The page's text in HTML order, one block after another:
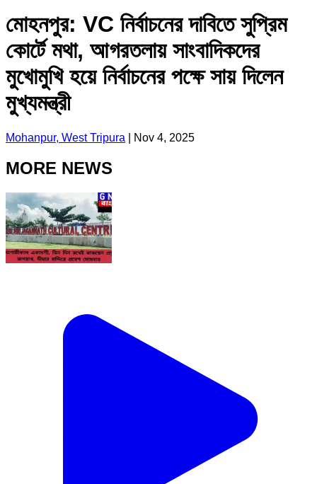
মোহনপুর: VC নির্বাচনের দাবিতে সুপ্রিম
কোর্টে মথা, আগরতলায় সাংবাদিকদের
মুখোমুখি হয়ে নির্বাচনের পক্ষে সায় দিলেন
মুখ্যমন্ত্রী
Mohanpur, West Tripura Nov 4, 2025
MORE NEWS